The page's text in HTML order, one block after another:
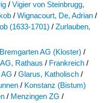
/ Vigier von Steinbrugg,
/ Wignacourt, De, Adrian /
(1633-1701) / Zurlauben,
Bremgarten AG (Kloster) /
Rathaus / Frankreich /
/ Glarus, Katholisch /
/ Konstanz (Bistum)
/ Menzingen ZG /